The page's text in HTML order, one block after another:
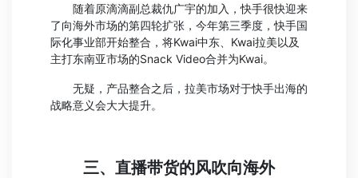
随着原滴滴副总裁仇广宇的加入，快手很快迎来
了向海外市场的第四轮扩张，今年第三季度，快手国
际化事业部开始整合，将Kwai中东、Kwai拉美以及
主打东南亚市场的Snack Video合并为Kwai。
无疑，产品整合之后，拉美市场对于快手出海的
战略意义会大大提升。
三、直播带货的风吹向海外